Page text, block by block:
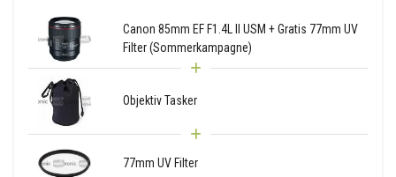
Canon 85mm EF F1.4L II USM + Gratis 77mm UV
Filter (Sommerkampagne)
Objektiv Tasker
77mm UV Filter